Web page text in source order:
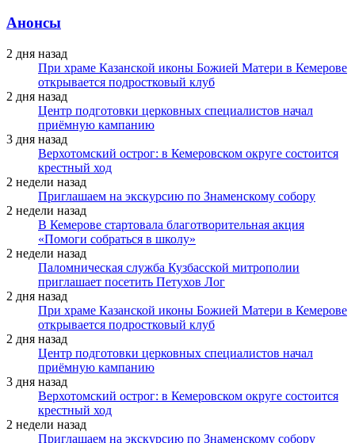
Анонсы
2 дня назад
При храме Казанской иконы Божией Матери в Кемерове
открывается подростковый клуб
2 дня назад
Центр подготовки церковных специалистов начал
приёмную кампанию
3 дня назад
Верхотомский острог: в Кемеровском округе состоится
крестный ход
2 недели назад
Приглашаем на экскурсию по Знаменскому собору
2 недели назад
В Кемерове стартовала благотворительная акция
«Помоги собраться в школу»
2 недели назад
Паломническая служба Кузбасской митрополии
приглашает посетить Петухов Лог
2 дня назад
При храме Казанской иконы Божией Матери в Кемерове
открывается подростковый клуб
2 дня назад
Центр подготовки церковных специалистов начал
приёмную кампанию
3 дня назад
Верхотомский острог: в Кемеровском округе состоится
крестный ход
2 недели назад
Приглашаем на экскурсию по Знаменскому собору